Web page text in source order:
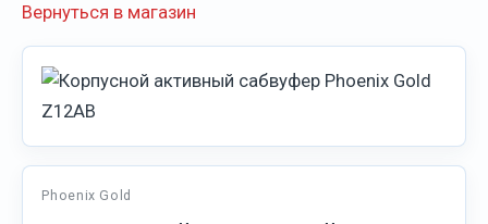
Вернуться в магазин
Phoenix Gold